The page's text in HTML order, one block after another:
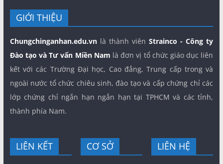
GIỚI THIỆU
Chungchinganhan.edu.vnlà thành viênStrainco - Công ty
Đào tạo và Tư vấn Miền Nam là đơn vị tổ chức giáo dục liên
kết với các Trường Đại học, Cao đẳng, Trung cấp trong và
ngoài nước tổ chức chiêu sinh, đào tạo và cấp chứng chỉ các
lớp chứng chỉ ngắn hạn ngắn hạn tại TPHCM và các tỉnh,
thành phía Nam.
LIÊN KẾT CƠ SỞ LIÊN HỆ